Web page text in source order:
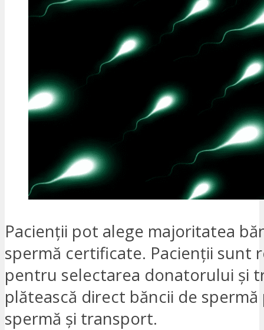
Pacienții pot alege majoritatea
spermă certificate. Pacienții sunt
pentru selectarea donatorului și
plătească direct băncii de
spermă și transport.